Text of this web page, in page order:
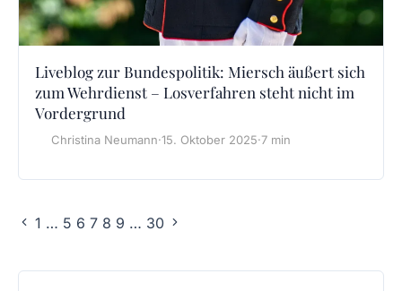
Liveblog zur Bundespolitik: Miersch äußert sich
zum Wehrdienst – Losverfahren steht nicht im
Vordergrund
Christina Neumann·15. Oktober 2025·7 min
1 … 5 6 7 8 9 … 30